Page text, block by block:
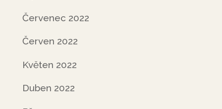
Červenec 2022
Červen 2022
Květen 2022
Duben 2022